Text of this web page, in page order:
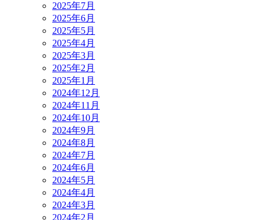
2025年7月
2025年6月
2025年5月
2025年4月
2025年3月
2025年2月
2025年1月
2024年12月
2024年11月
2024年10月
2024年9月
2024年8月
2024年7月
2024年6月
2024年5月
2024年4月
2024年3月
2024年2月